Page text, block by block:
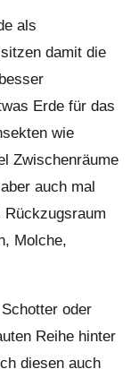
als
damit die
Erde für das
wie
Zwischenräume
auch mal
Rückzugsraum
Molche,
oder
Reihe hinter
diesen auch